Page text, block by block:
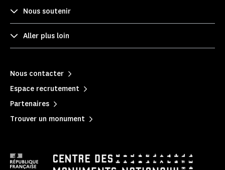
Nous soutenir
Aller plus loin
Nous contacter
Espace recrutement
Partenaires
Trouver un monument